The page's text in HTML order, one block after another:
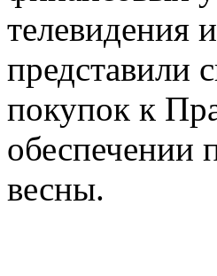
телевидения
представили
покупок к
обеспечении
весны.